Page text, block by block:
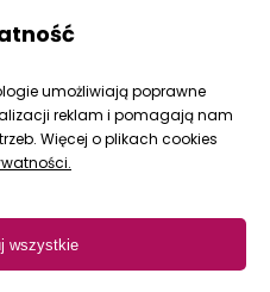
umożliwiają poprawne
reklam i pomagają nam
Więcej o plikach cookies
wszystkie